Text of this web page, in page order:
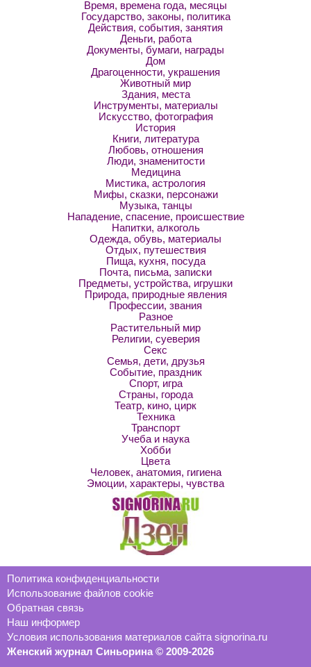
Время, времена года, месяцы
Государство, законы, политика
Действия, события, занятия
Деньги, работа
Документы, бумаги, награды
Дом
Драгоценности, украшения
Животный мир
Здания, места
Инструменты, материалы
Искусство, фотография
История
Книги, литература
Любовь, отношения
Люди, знаменитости
Медицина
Мистика, астрология
Мифы, сказки, персонажи
Музыка, танцы
Нападение, спасение, происшествие
Напитки, алкоголь
Одежда, обувь, материалы
Отдых, путешествия
Пища, кухня, посуда
Почта, письма, записки
Предметы, устройства, игрушки
Природа, природные явления
Профессии, звания
Разное
Растительный мир
Религии, суеверия
Секс
Семья, дети, друзья
Событие, праздник
Спорт, игра
Страны, города
Театр, кино, цирк
Техника
Транспорт
Учеба и наука
Хобби
Цвета
Человек, анатомия, гигиена
Эмоции, характеры, чувства
Политика конфиденциальности
Использование файлов cookie
Обратная связь
Наш информер
Условия использования материалов сайта signorina.ru
Женский журнал Синьорина © 2009-2026